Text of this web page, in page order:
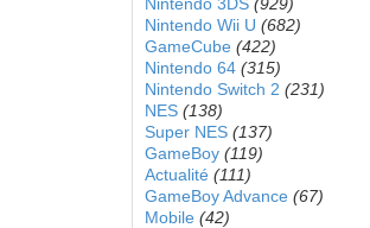
Nintendo Wii U (682)
GameCube (422)
Nintendo 64 (315)
Nintendo Switch 2 (231)
NES (138)
Super NES (137)
GameBoy (119)
Actualité (111)
GameBoy Advance (67)
Mobile (42)